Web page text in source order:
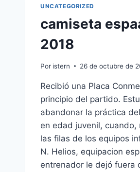
UNCATEGORIZED
camiseta
2018
Por istern 26 de octubre de
Recibió una Placa
principio del partido.
abandonar la práctica
en edad juvenil, cuando,
las filas de los equipos
N. Helios, equipacion
entrenador le dejó fuera